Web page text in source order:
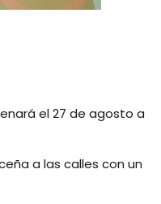
el 27 de agosto a
a las calles con un